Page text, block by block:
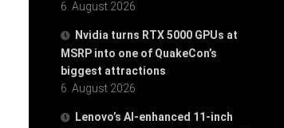
6. August 2026
Nvidia turns RTX 5000 GPUs at
MSRP into one of QuakeCon’s
biggest attractions
6. August 2026
Lenovo’s AI-enhanced 11-inch